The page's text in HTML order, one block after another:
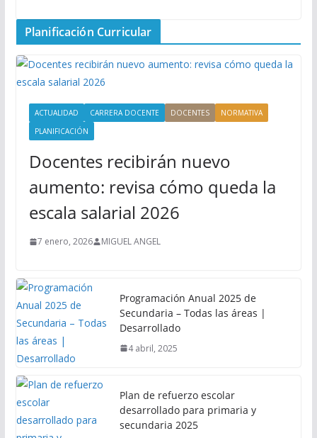
Planificación Curricular
ACTUALIDAD CARRERA DOCENTE DOCENTES
NORMATIVA
PLANIFICACIÓN
Docentes recibirán nuevo
aumento: revisa cómo queda la
escala salarial 2026
7 enero, 2026 MIGUEL ANGEL
Programación Anual 2025 de
Secundaria – Todas las áreas |
Desarrollado
4 abril, 2025
Plan de refuerzo escolar
desarrollado para primaria y
secundaria 2025